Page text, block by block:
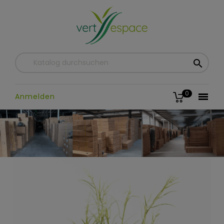


0
Anmelden